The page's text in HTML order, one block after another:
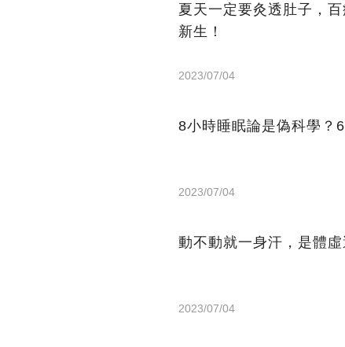
夏天一定要灸透肚子，
新生！
2023/07/04
8小時睡眠論是偽科學？
2023/07/04
動不動就一身汗，是體
2023/07/04